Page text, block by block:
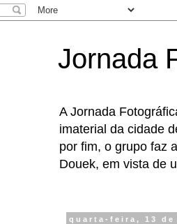
Jornada
A Jornada
imaterial da cidade
por fim, o grupo faz
Douek, em vista de
quarta-feira, 13 de